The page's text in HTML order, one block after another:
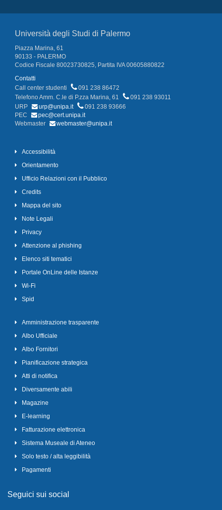
Università degli Studi di Palermo
Piazza Marina, 61
90133 - PALERMO
Codice Fiscale 80023730825, Partita IVA 00605880822
Contatti
Call center studenti
091 238 86472
Telefono Amm. C.le di P.zza Marina, 61
091 238 93011
URP
urp@unipa.it
091 238 93666
PEC
pec@cert.unipa.it
Webmaster
webmaster@unipa.it
Accessibilità
Orientamento
Ufficio Relazioni con il Pubblico
Credits
Mappa del sito
Note Legali
Privacy
Attenzione al phishing
Elenco siti tematici
Portale OnLine delle Istanze
Wi-Fi
Spid
Amministrazione trasparente
Albo Ufficiale
Albo Fornitori
Pianificazione strategica
Atti di notifica
Diversamente abili
Magazine
E-learning
Fatturazione elettronica
Sistema Museale di Ateneo
Solo testo / alta leggibilità
Pagamenti
Seguici sui social